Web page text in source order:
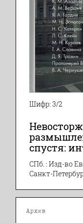
Шифр: 3/2
спустя:
СПб. : Изд-во
Санкт-
Архив